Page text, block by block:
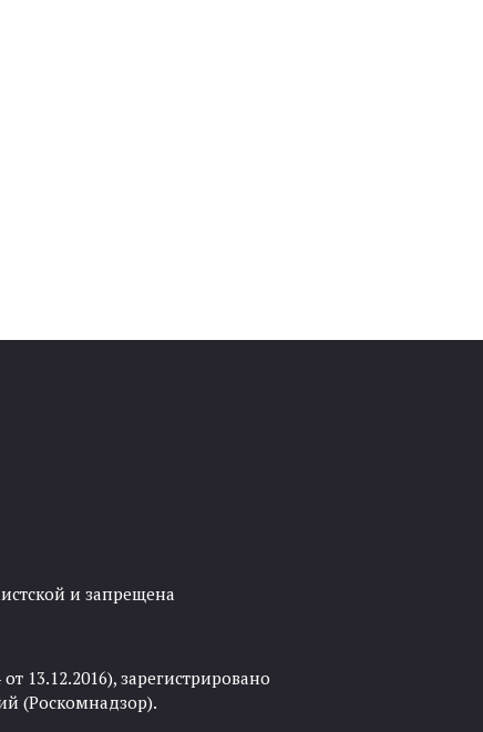
и запрещена
13.12.2016), зарегистрировано
(Роскомнадзор).